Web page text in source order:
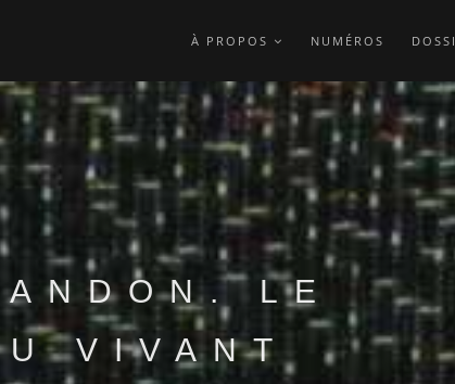
À PROPOS NUMÉROS
LE
VIVANT